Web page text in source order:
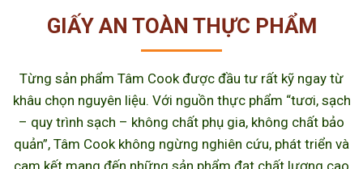
GIẤY AN TOÀN THỰC PHẨM
Từng sản phẩm Tâm Cook được đầu tư rất kỹ ngay từ
khâu chọn nguyên liệu. Với nguồn thực phẩm “tươi, sạch
– quy trình sạch – không chất phụ gia, không chất bảo
quản”, Tâm Cook không ngừng nghiên cứu, phát triển và